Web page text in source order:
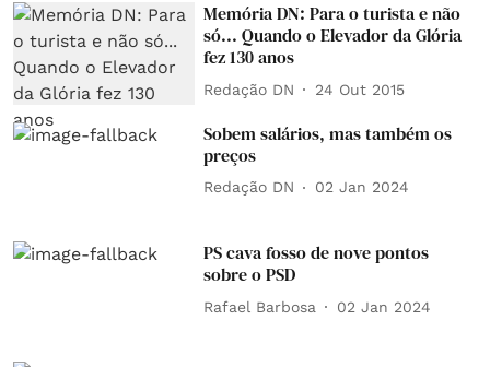
Memória DN: Para o turista e não
só... Quando o Elevador da Glória
fez 130 anos
Redação DN 24 Out 2015
Sobem salários, mas também os
preços
Redação DN 02 Jan 2024
PS cava fosso de nove pontos
sobre o PSD
Rafael Barbosa 02 Jan 2024